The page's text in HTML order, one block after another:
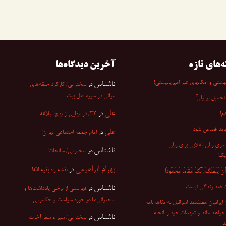
تازه
و امکانهای غیر امپریالیستی!
بر ولیّ!
قصاص شود
زبان انقلابی برای زبان
یَبْعَثَکَ رَبُّکَ مَقَامًا مَحْمُودًا
ضد زندگی نیست.
از ایرانیان معتقدند اسرائیل به تفاهم‌نامه
ماند و تعهدات خود را انجام
آخرین دیدگاه‌ها
ناشناس در سخنرانی/ کارکرد حلقه‌های
میانی در سیره اهل بیت
علی در ۳۳/ درسهایی از نهج البلاغه
علی در امام جمعه اجتماعی تهران!
ناشناس در سخنرانی/ سائحات!
بهرام ابراهیمی درنقشه راه بقیه الله!
ناشناس در فهرستی از برخی یادداشت‌ها و
سخنرانی‌ها در حوزه سیاست و حکمرانی
ناشناس در سخنرانی/ سیر و سفر آخرت